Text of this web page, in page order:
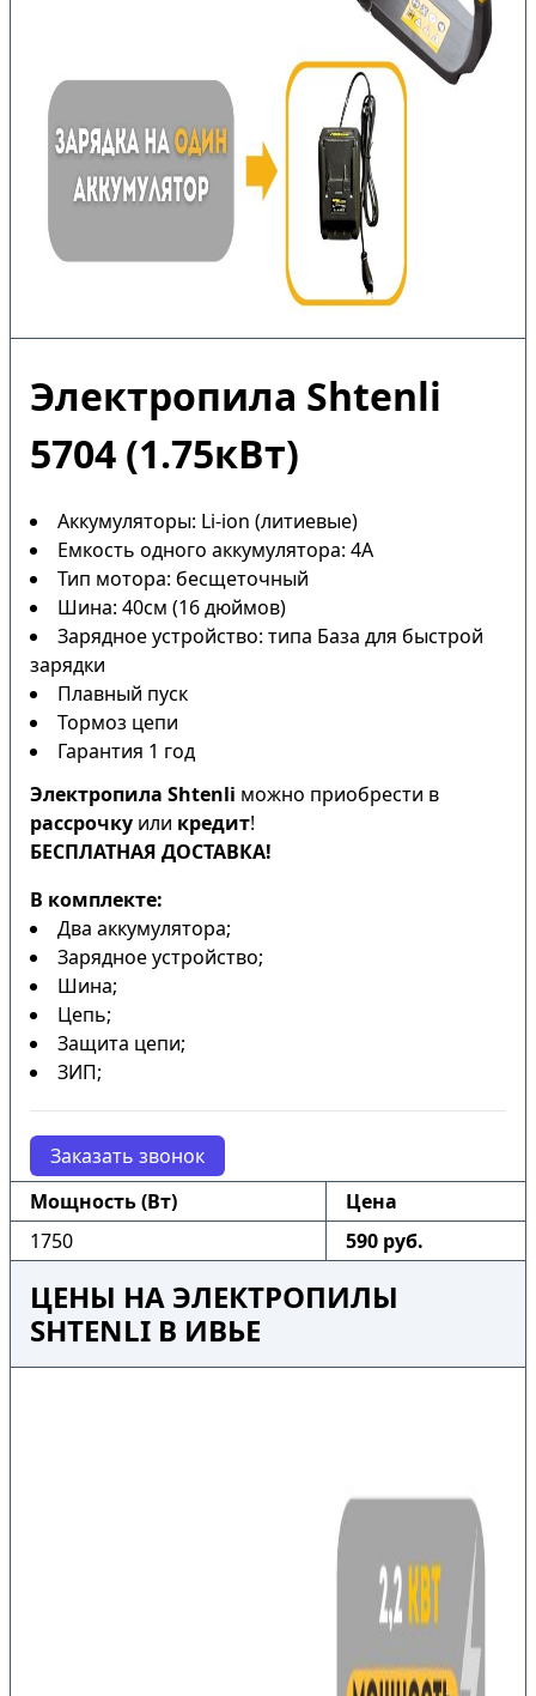
Электропила Shtenli
5704 (1.75кВт)
Аккумуляторы: Li-ion (литиевые)
Емкость одного аккумулятора: 4А
Тип мотора: бесщеточный
Шина: 40см (16 дюймов)
Зарядное устройство: типа База для быстрой
зарядки
Плавный пуск
Тормоз цепи
Гарантия 1 год
Электропила Shtenli можно приобрести в
рассрочку или кредит!
БЕСПЛАТНАЯ ДОСТАВКА!
В комплекте:
Два аккумулятора;
Зарядное устройство;
Шина;
Цепь;
Защита цепи;
ЗИП;
Заказать звонок
Мощность (Вт)
Цена
1750
590 руб.
ЦЕНЫ НА ЭЛЕКТРОПИЛЫ
SHTENLI В ИВЬЕ